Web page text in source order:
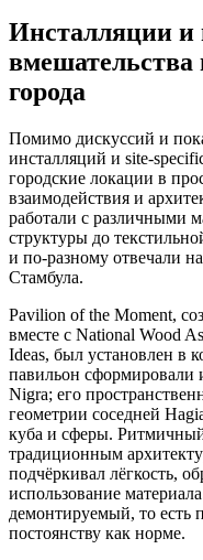
Инсталляции и
вмешательства
города
Помимо дискуссий и
инсталляций и site-
городские локации в
взаимодействия и
работали с различными
структуры до
и по-разному отвечали
Стамбула.
Pavilion of the Moment,
вместе с National Wood
Ideas, был установлен в
павильон сформировали
Nigra; его
геометрии соседней
куба и сферы.
традиционным
подчёркивал лёгкость,
использование
демонтируемый, то есть
постоянству как норме.